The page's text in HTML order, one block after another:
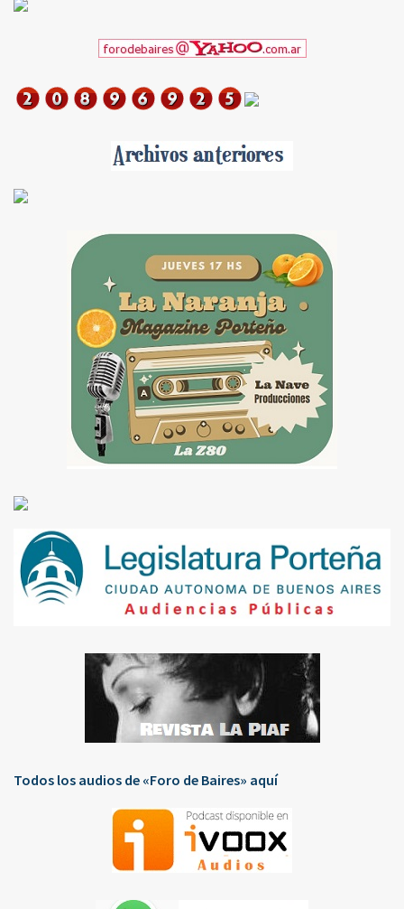
Todos los audios de «Foro de Baires» aquí